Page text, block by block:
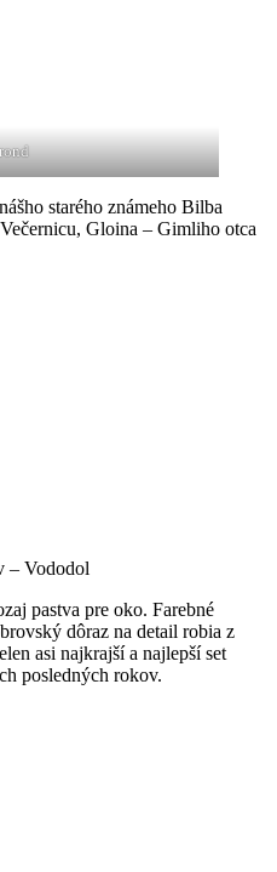
starého známeho Bilba
Gloina – Gimliho otca
– Vododol
pastva pre oko. Farebné
dôraz na detail robia z
asi najkrajší a najlepší set
posledných rokov.